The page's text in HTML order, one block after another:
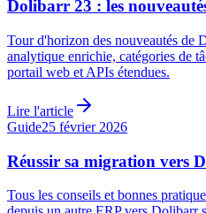
Dolibarr 23 : les
Tour d'horizon des nouveautés de
analytique enrichie, catégories de
portail web et APIs étendues.
Lire l'article
Guide25 février 2026
Réussir sa migration vers
Tous les conseils et bonnes